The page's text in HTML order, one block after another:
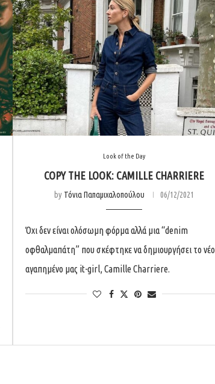
Look of the Day
COPY THE LOOK: CAMILLE CHARRIERE
by Τόνια Παπαμιχαλοπούλου 06/12/2021
Όχι δεν είναι ολόσωμη φόρμα αλλά μια “denim
οφθαλμαπάτη” που σκέφτηκε να δημιουργήσει το νέο
αγαπημένο μας it-girl, Camille Charriere.